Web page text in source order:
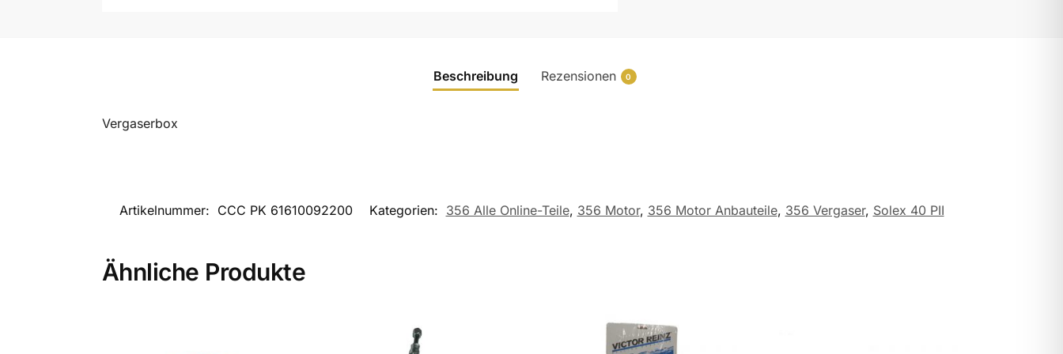
Beschreibung Rezensionen 0
Vergaserbox
Artikelnummer: CCC PK 61610092200 Kategorien: 356 Alle Online-Teile, 356 Motor, 356 Motor Anbauteile, 356 Vergaser, Solex 40 PII
Ähnliche Produkte